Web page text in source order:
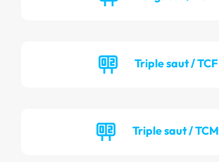
Triple saut / TCF
Triple saut / TCM